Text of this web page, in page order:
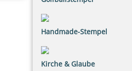
Handmade-Stempel
Kirche & Glaube